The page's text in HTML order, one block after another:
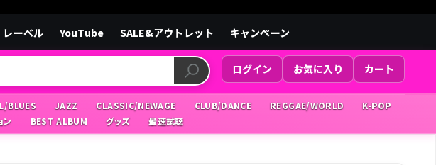
レーベル YouTube SALE&アウトレット キャンペーン
ログイン お気に入り カート
BLUES JAZZ CLASSIC/NEWAGE CLUB/DANCE REGGAE/WORLD
K-POP
ン BEST ALBUM グッズ 最速試聴